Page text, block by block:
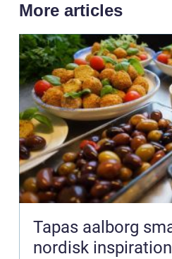
More articles
Tapas aalborg smag, hygge og
nordisk inspiration